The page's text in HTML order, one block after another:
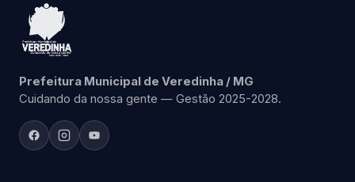
Prefeitura Municipal de Veredinha / MG
Cuidando da nossa gente — Gestão 2025-2028.